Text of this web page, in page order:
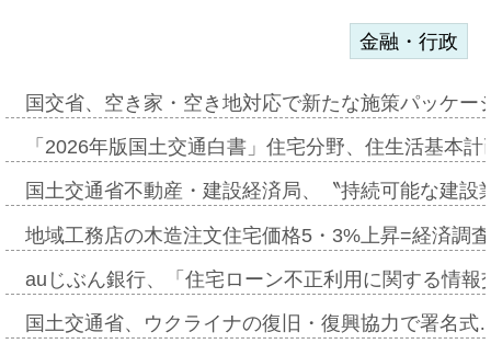
金融・行政
国交省、空き家・空き地対応で新たな施策パッケ
「2026年版国土交通白書」住宅分野、住生活基本
国土交通省不動産・建設経済局、〝持続可能な建
地域工務店の木造注文住宅価格5・3%上昇=経済調
auじぶん銀行、「住宅ローン不正利用に関する情
国土交通省、ウクライナの復旧・復興協力で署名